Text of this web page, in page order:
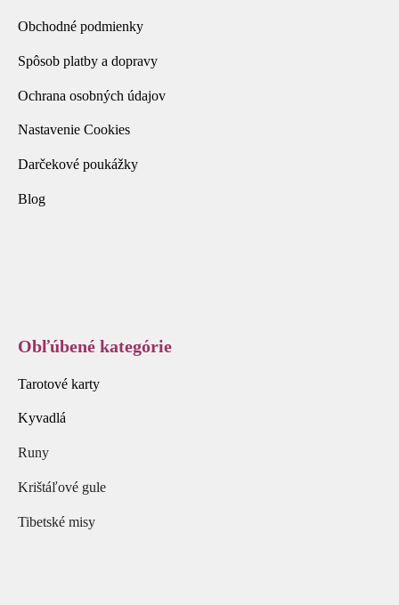
Obchodné podmienky
Spôsob platby a dopravy
Ochrana osobných údajov
Nastavenie Cookies
Darčekové poukážky
Blog
Obľúbené kategórie
Tarotové karty
Kyvadlá
Runy
Krištáľové gule
Tibetské misy